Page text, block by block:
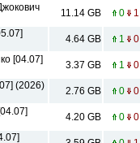
11.14 GB 0 1
4.64 GB 1 0
[04.07]
3.37 GB 1 0
(2026)
2.76 GB 0 0
4.20 GB 0 0